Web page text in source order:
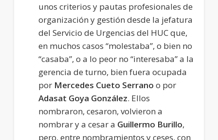
unos criterios y pautas profesionales de
organización y gestión desde la jefatura
del Servicio de Urgencias del HUC que,
en muchos casos “molestaba”, o bien no
“casaba”, o a lo peor no “interesaba” a la
gerencia de turno, bien fuera ocupada
por Mercedes Cueto Serrano o por
Adasat Goya González. Ellos
nombraron, cesaron, volvieron a
nombrar y a cesar a Guillermo Burillo,
pero, entre nombramientos y ceses, con